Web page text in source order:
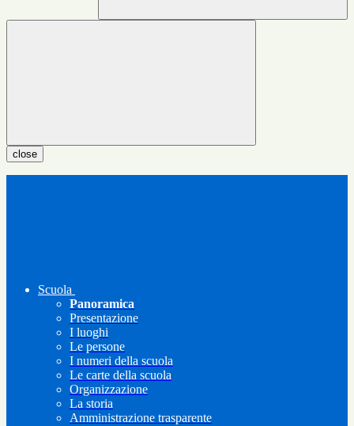
close
Scuola
Panoramica
Presentazione
I luoghi
Le persone
I numeri della scuola
Le carte della scuola
Organizzazione
La storia
Amministrazione trasparente